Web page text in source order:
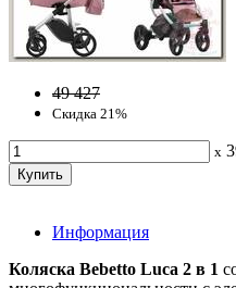
49 427
Скидка 21%
x
Информация
Коляска Bebetto Luca 2 в 1